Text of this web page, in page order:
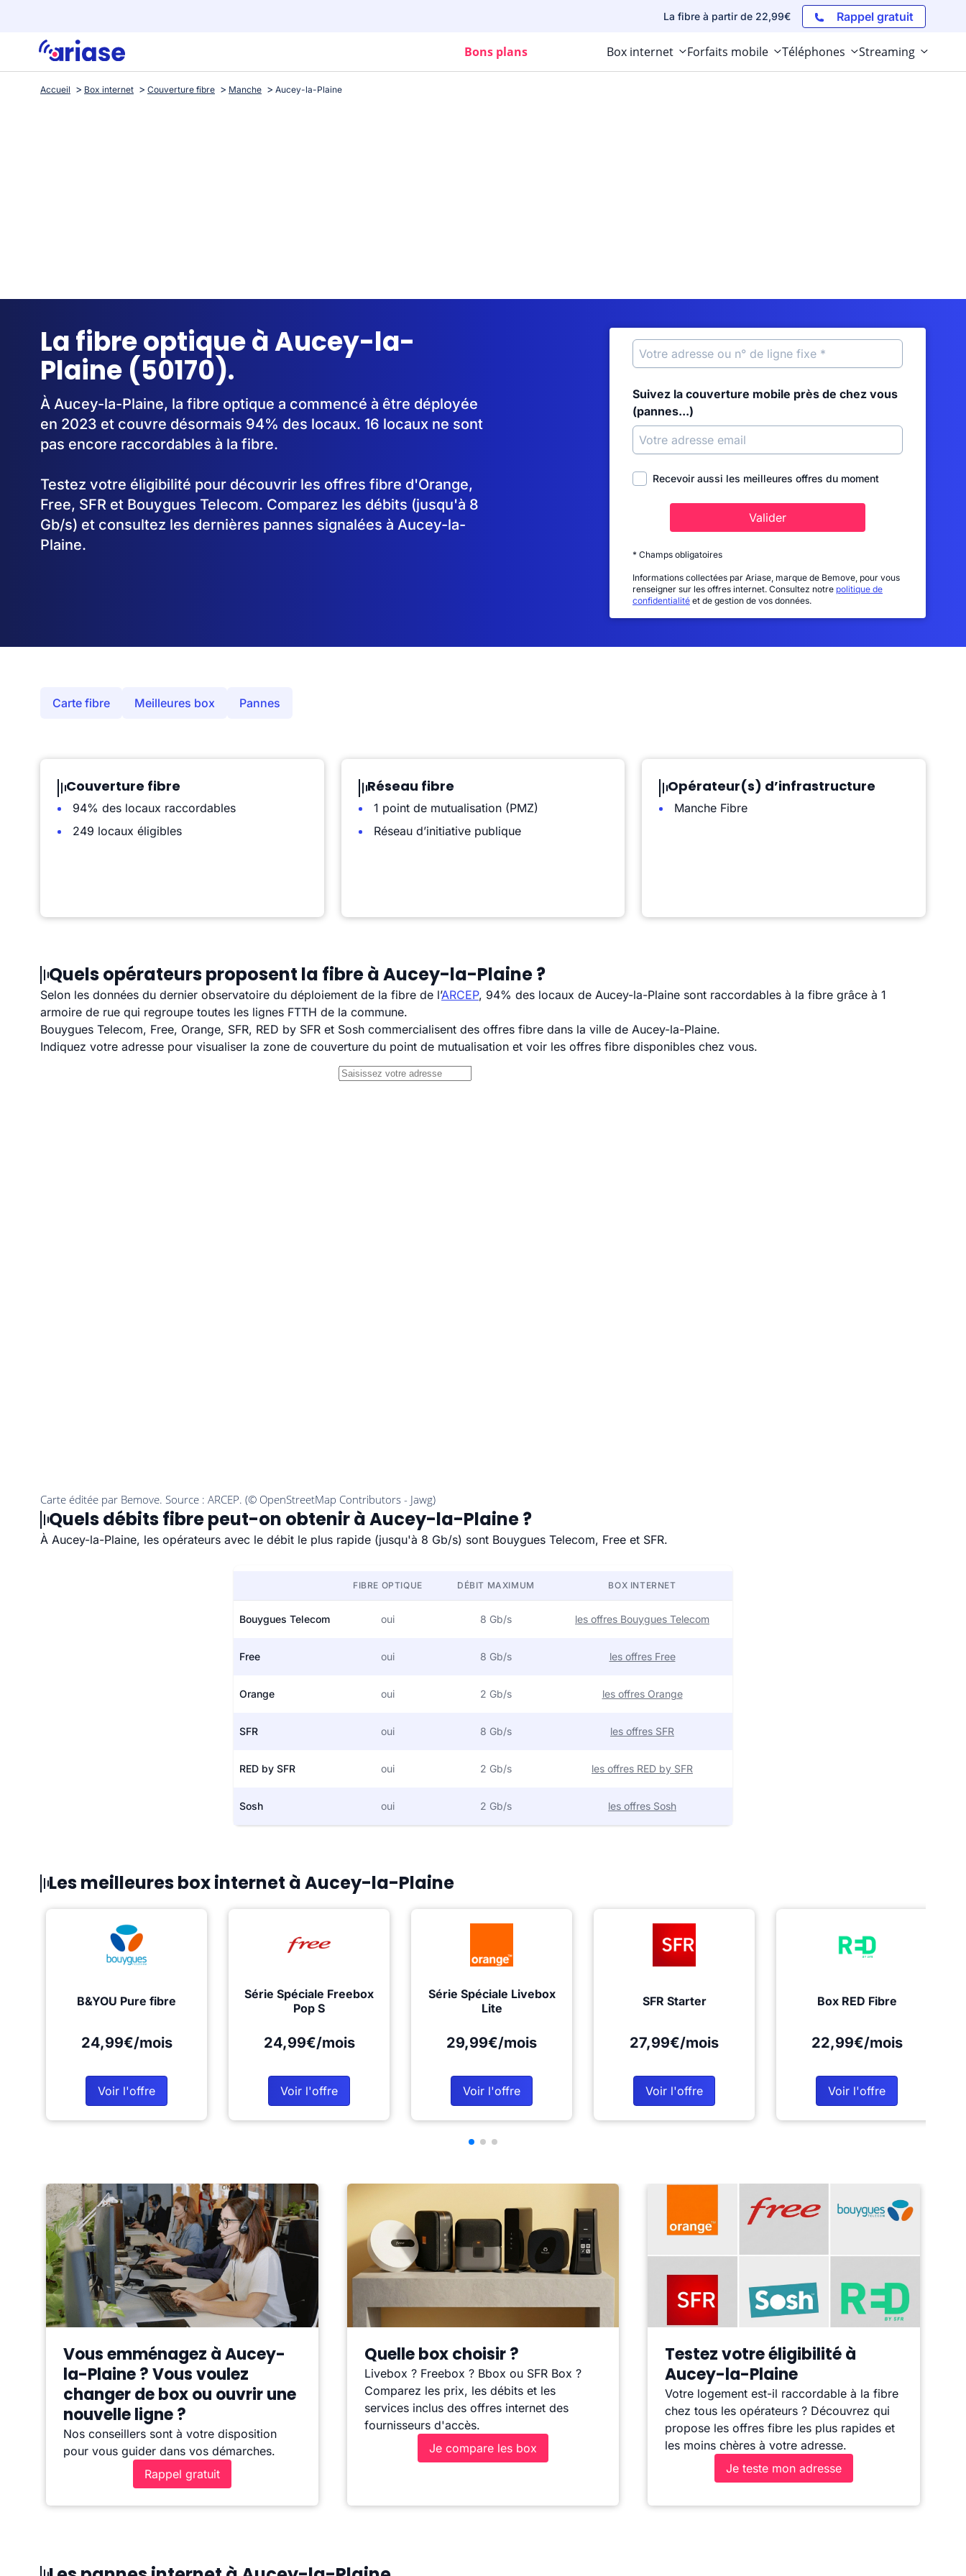
La fibre à partir de 22,99€ Rappel gratuit
Bons plans Box internet Forfaits mobile Téléphones Streaming
Accueil Box internet Couverture fibre Manche Aucey-la-Plaine
La fibre optique à Aucey-la-
Plaine (50170).
À Aucey-la-Plaine, la fibre optique a commencé à être déployée
en 2023 et couvre désormais 94% des locaux. 16 locaux ne sont
pas encore raccordables à la fibre.
Testez votre éligibilité pour découvrir les offres fibre d'Orange,
Free, SFR et Bouygues Telecom. Comparez les débits (jusqu'à 8
Gb/s) et consultez les dernières pannes signalées à Aucey-la-
Plaine.
Suivez la couverture mobile près de chez vous
(pannes...)
Recevoir aussi les meilleures offres du moment
Valider
* Champs obligatoires
Informations collectées par Ariase, marque de Bemove, pour vous
renseigner sur les offres internet. Consultez notre politique de
confidentialité et de gestion de vos données.
Carte fibre Meilleures box Pannes
Couverture fibre
94% des locaux raccordables
249 locaux éligibles
Réseau fibre
1 point de mutualisation (PMZ)
Réseau d’initiative publique
Opérateur(s) d’infrastructure
Manche Fibre
Quels opérateurs proposent la fibre à Aucey-la-Plaine ?
Selon les données du dernier observatoire du déploiement de la fibre de l’ARCEP, 94% des locaux de Aucey-la-Plaine sont raccordables à la fibre grâce à 1
armoire de rue qui regroupe toutes les lignes FTTH de la commune.
Bouygues Telecom, Free, Orange, SFR, RED by SFR et Sosh commercialisent des offres fibre dans la ville de Aucey-la-Plaine.
Indiquez votre adresse pour visualiser la zone de couverture du point de mutualisation et voir les offres fibre disponibles chez vous.
Quels débits fibre peut-on obtenir à Aucey-la-Plaine ?
À Aucey-la-Plaine, les opérateurs avec le débit le plus rapide (jusqu'à 8 Gb/s) sont Bouygues Telecom, Free et SFR.
FIBRE OPTIQUE DÉBIT MAXIMUM BOX INTERNET
Bouygues Telecom oui 8 Gb/s les offres Bouygues Telecom
Free oui 8 Gb/s les offres Free
Orange oui 2 Gb/s les offres Orange
SFR oui 8 Gb/s les offres SFR
RED by SFR oui 2 Gb/s les offres RED by SFR
Sosh oui 2 Gb/s les offres Sosh
Les meilleures box internet à Aucey-la-Plaine
B&YOU Pure fibre
24,99€/mois
Voir l'offre
Série Spéciale Freebox
Pop S
24,99€/mois
Voir l'offre
Série Spéciale Livebox
Lite
29,99€/mois
Voir l'offre
SFR Starter
27,99€/mois
Voir l'offre
Box RED Fibre
22,99€/mois
Voir l'offre
Vous emménagez à Aucey-
la-Plaine ? Vous voulez
changer de box ou ouvrir une
nouvelle ligne ?
Nos conseillers sont à votre disposition
pour vous guider dans vos démarches.
Rappel gratuit
Quelle box choisir ?
Livebox ? Freebox ? Bbox ou SFR Box ?
Comparez les prix, les débits et les
services inclus des offres internet des
fournisseurs d'accès.
Je compare les box
Testez votre éligibilité à
Aucey-la-Plaine
Votre logement est-il raccordable à la fibre
chez tous les opérateurs ? Découvrez qui
propose les offres fibre les plus rapides et
les moins chères à votre adresse.
Je teste mon adresse